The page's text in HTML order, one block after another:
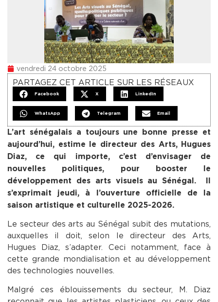
vendredi 24 octobre 2025
PARTAGEZ CET ARTICLE SUR LES RÉSEAUX
Facebook X LinkedIn
WhatsApp Telegram Email
L’art sénégalais a toujours une bonne presse et
aujourd’hui, estime le directeur des Arts, Hugues
Diaz, ce qui importe, c’est d’envisager de
nouvelles politiques, pour booster le
développement des arts visuels au Sénégal. Il
s’exprimait jeudi, à l’ouverture officielle de la
saison artistique et culturelle 2025-2026.
Le secteur des arts au Sénégal subit des mutations,
auxquelles il doit, selon le directeur des Arts,
Hugues Diaz, s’adapter. Ceci notamment, face à
cette grande mondialisation et au développement
des technologies nouvelles.
Malgré ces éblouissements du secteur, M. Diaz